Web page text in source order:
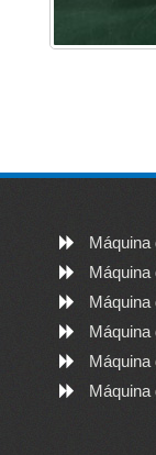
Máquina
Máquina
Máquina
Máquina
Máquina
Máquina